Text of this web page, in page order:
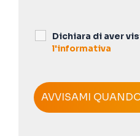
Dichiara di aver
l'informativa